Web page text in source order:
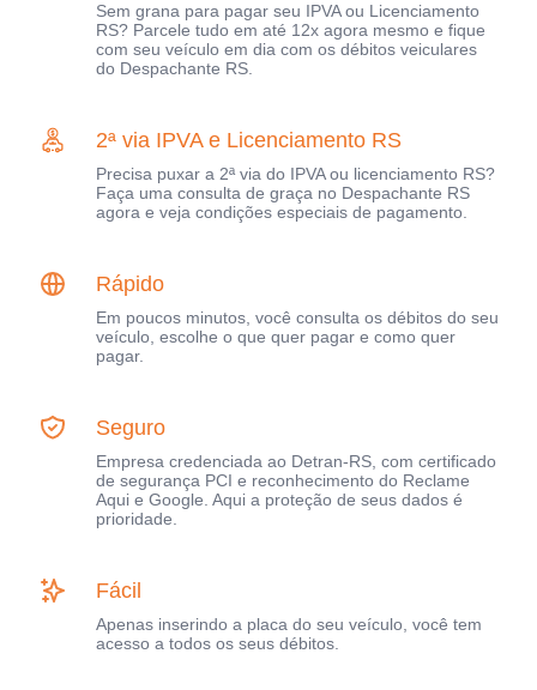
Sem grana para pagar seu IPVA ou Licenciamento
RS? Parcele tudo em até 12x agora mesmo e fique
com seu veículo em dia com os débitos veiculares
do Despachante RS.
2ª via IPVA e Licenciamento RS
Precisa puxar a 2ª via do IPVA ou licenciamento RS?
Faça uma consulta de graça no Despachante RS
agora e veja condições especiais de pagamento.
Rápido
Em poucos minutos, você consulta os débitos do seu
veículo, escolhe o que quer pagar e como quer
pagar.
Seguro
Empresa credenciada ao Detran-RS, com certificado
de segurança PCI e reconhecimento do Reclame
Aqui e Google. Aqui a proteção de seus dados é
prioridade.
Fácil
Apenas inserindo a placa do seu veículo, você tem
acesso a todos os seus débitos.